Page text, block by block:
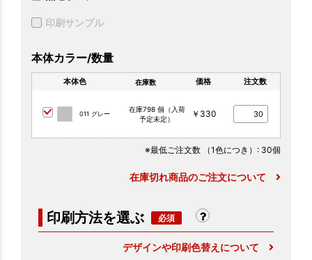
印刷サンプル
本体カラー/数量
本体色 在庫数 価格 注文数
011 グレー
在庫798 個（入荷
予定未定）
￥330
※最低ご注文数 （1色につき） : 30個
在庫切れ商品のご注文について
印刷方法を選ぶ
デザインや印刷色替えについて